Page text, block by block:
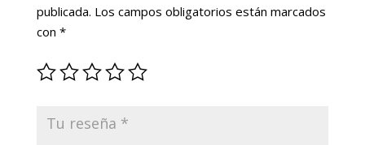
publicada. Los campos obligatorios están marcados
con *